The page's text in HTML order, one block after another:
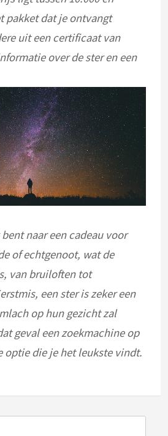
pakket dat je ontvangt
uit een certificaat van
over de ster en een
naar een cadeau voor
of echtgenoot, wat de
van bruiloften tot
, een ster is zekereen
op hun gezicht zal
geval een zoekmachine op
optie die je het leukste vindt.